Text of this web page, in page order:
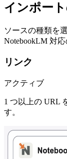
インポー
ソースの種類を
NotebookLM 対
リンク
アクティブ
1 つ以上の URL
す。